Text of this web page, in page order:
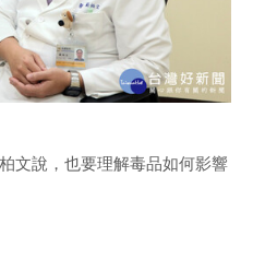
文說，也要理解毒品如何影響